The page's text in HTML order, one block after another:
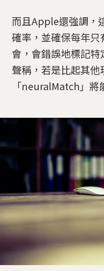
而且Apple還強調，
確率，並確保每年
會，會錯誤地標記
聲稱，若是比起其他
「neuralMatch」將